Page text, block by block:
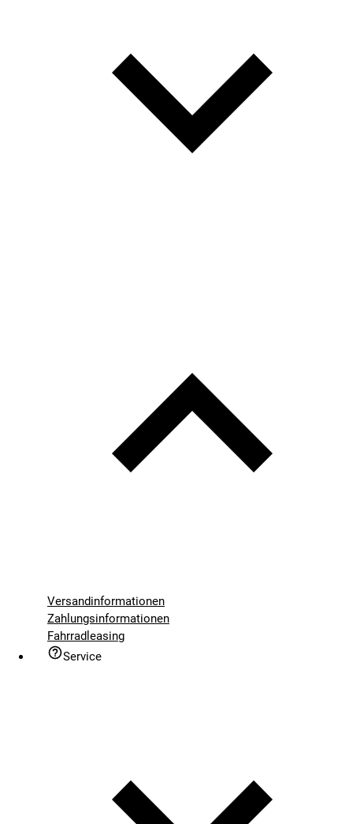
Versandinformationen
Zahlungsinformationen
Fahrradleasing
Service